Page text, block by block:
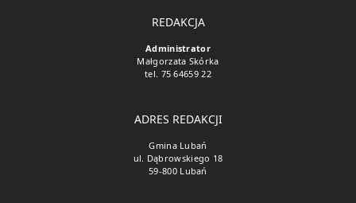
REDAKCJA
Administrator
Małgorzata Skórka
tel. 75 64659 22
ADRES REDAKCJI
Gmina Lubań
ul. Dąbrowskiego 18
59-800 Lubań